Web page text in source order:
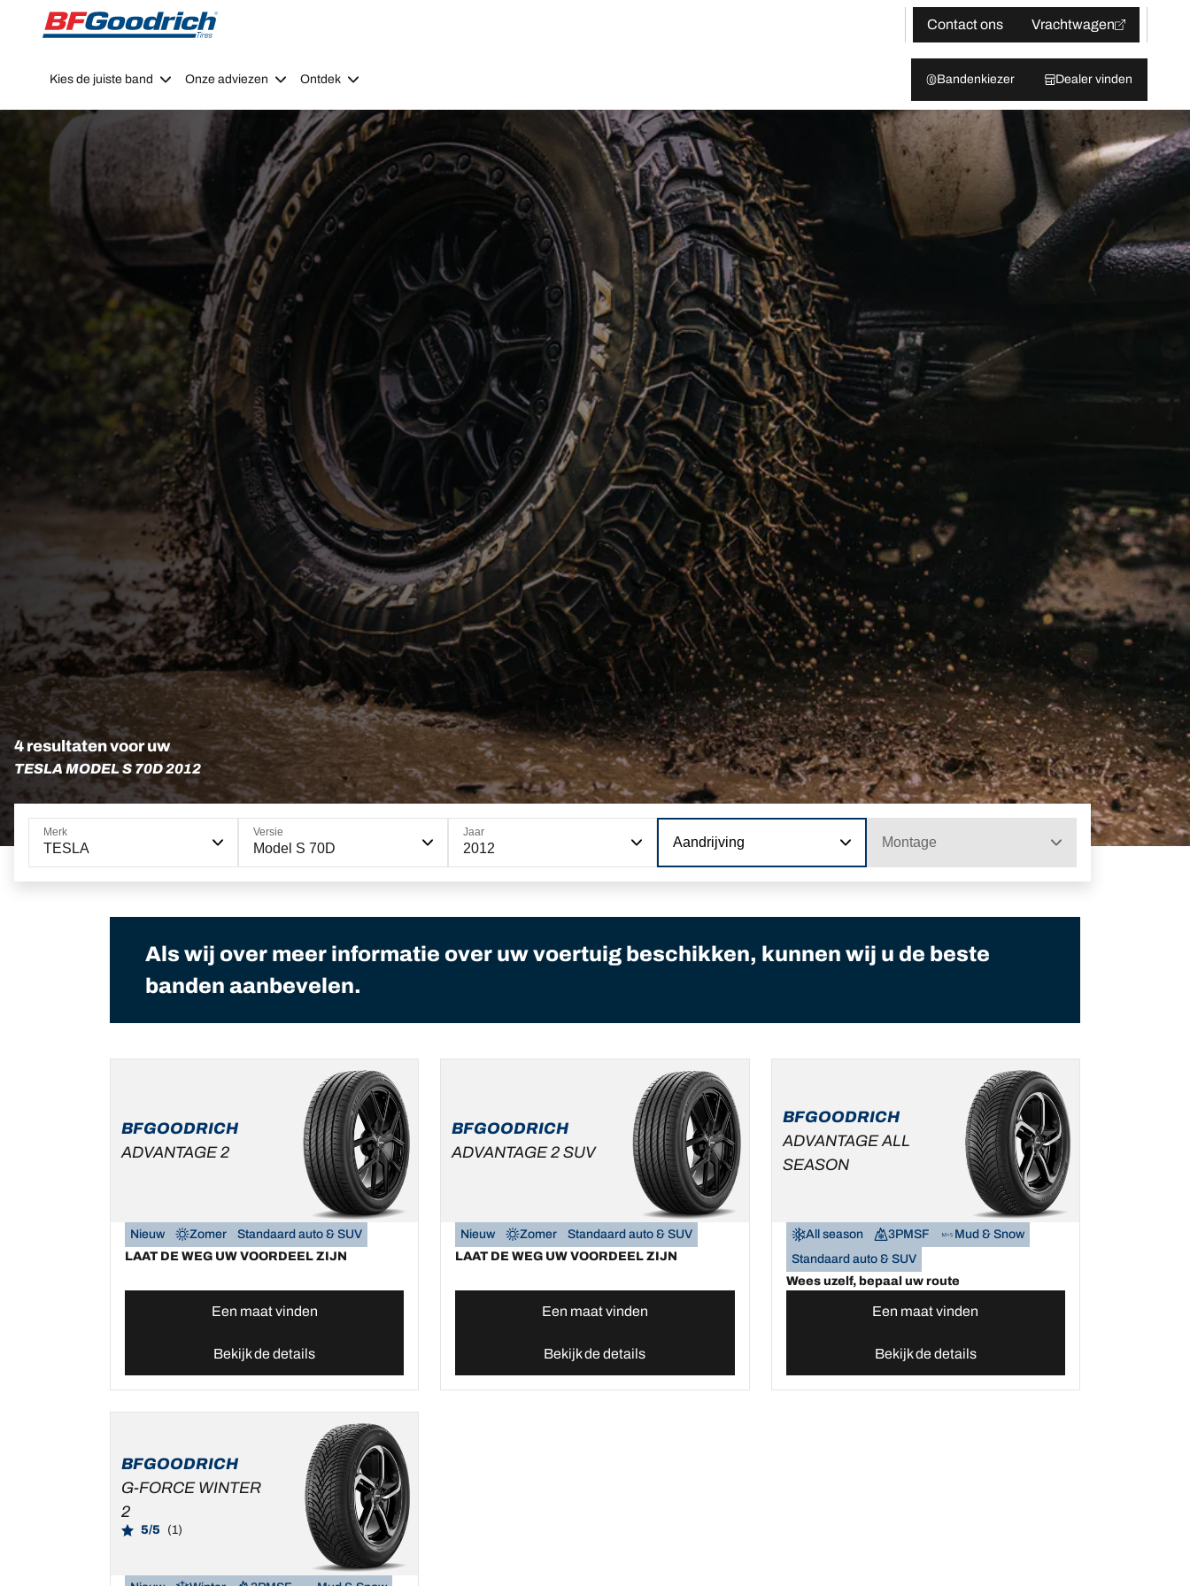
Go to page content
Go to page navigation
Contact ons
Vrachtwagen
Kies de juiste band Onze adviezen Ontdek Bandenkiezer Dealer vinden
4 resultaten voor uw
TESLA MODEL S 70D 2012
Merk
TESLA
Versie
Model S 70D
Jaar
2012 Aandrijving Montage
Als wij over meer informatie over uw voertuig beschikken, kunnen wij u de beste
banden aanbevelen.
BFGOODRICH
ADVANTAGE 2
Nieuw Zomer
Standaard auto & SUV
LAAT DE WEG UW VOORDEEL ZIJN
Een maat vinden
Bekijk de details
BFGOODRICH
ADVANTAGE 2 SUV
Nieuw Zomer
Standaard auto & SUV
LAAT DE WEG UW VOORDEEL ZIJN
Een maat vinden
Bekijk de details
BFGOODRICH
ADVANTAGE ALL
SEASON
All season 3PMSF
Mud & Snow
Standaard auto & SUV
Wees uzelf, bepaal uw route
Een maat vinden
Bekijk de details
BFGOODRICH
G-FORCE WINTER
2
5/5 (1)